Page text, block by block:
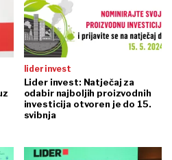
lider invest
Lider invest: Natječaj za
odabir najboljih proizvodnih
investicija otvoren je do 15.
svibnja